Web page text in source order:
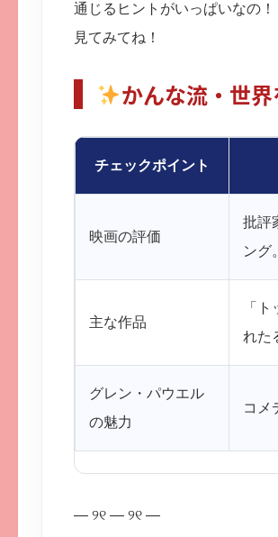
通じるヒントがいっぱいなの！
見てみてね！
かんな流・世
チェックポイント
映画の評価
批評
ング。
主な作品
「
れた
グレン・パウエル
の魅力
コメ
— ୨୧ — ୨୧ —